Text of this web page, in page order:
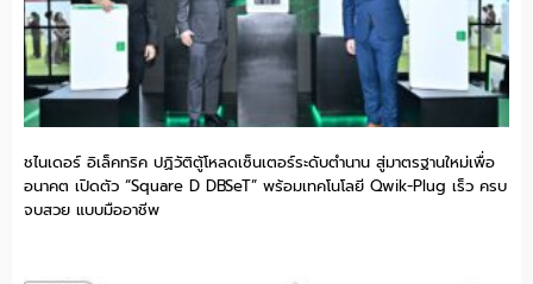
ชไนเดอร์ อิเล็คทริค ปฏิวัติตู้โหลดเซ็นเตอร์ระดับตำนาน สู่มาตรฐานใหม่เพื่อ
อนาคต เปิดตัว “Square D DBSeT” พร้อมเทคโนโลยี Qwik-Plug เร็ว ครบ
จบสวย แบบมืออาชีพ